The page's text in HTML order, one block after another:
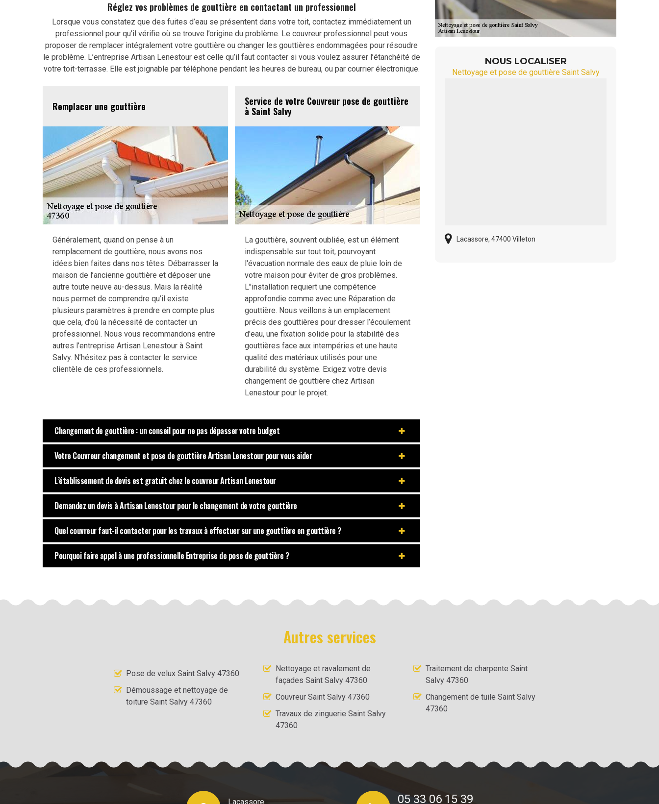
Réglez vos problèmes de gouttière en contactant un professionnel
Lorsque vous constatez que des fuites d’eau se présentent dans votre toit, contactez immédiatement un
professionnel pour qu’il vérifie où se trouve l’origine du problème. Le couvreur professionnel peut vous
proposer de remplacer intégralement votre gouttière ou changer les gouttières endommagées pour résoudre
le problème. L’entreprise Artisan Lenestour est celle qu’il faut contacter si vous voulez assurer l’étanchéité de
votre toit-terrasse. Elle est joignable par téléphone pendant les heures de bureau, ou par courrier électronique.
Remplacer une gouttière
Généralement, quand on pense à un
remplacement de gouttière, nous avons nos
idées bien faites dans nos têtes. Débarrasser la
maison de l’ancienne gouttière et déposer une
autre toute neuve au-dessus. Mais la réalité
nous permet de comprendre qu’il existe
plusieurs paramètres à prendre en compte plus
que cela, d’où la nécessité de contacter un
professionnel. Nous vous recommandons entre
autres l’entreprise Artisan Lenestour à Saint
Salvy. N’hésitez pas à contacter le service
clientèle de ces professionnels.
Service de votre Couvreur pose de gouttière
à Saint Salvy
La gouttière, souvent oubliée, est un élément
indispensable sur tout toit, pourvoyant
l'évacuation normale des eaux de pluie loin de
votre maison pour éviter de gros problèmes.
L’'installation requiert une compétence
approfondie comme avec une Réparation de
gouttière. Nous veillons à un emplacement
précis des gouttières pour dresser l’écoulement
d'eau, une fixation solide pour la stabilité des
gouttières face aux intempéries et une haute
qualité des matériaux utilisés pour une
durabilité du système. Exigez votre devis
changement de gouttière chez Artisan
Lenestour pour le projet.
Changement de gouttière : un conseil pour ne pas dépasser votre budget
Votre Couvreur changement et pose de gouttière Artisan Lenestour pour vous aider
L’établissement de devis est gratuit chez le couvreur Artisan Lenestour
Demandez un devis à Artisan Lenestour pour le changement de votre gouttière
Quel couvreur faut-il contacter pour les travaux à effectuer sur une gouttière en gouttière ?
Pourquoi faire appel à une professionnelle Entreprise de pose de gouttière ?
NOUS LOCALISER
Nettoyage et pose de gouttière Saint Salvy
Lacassore, 47400 Villeton
Autres services
Pose de velux Saint Salvy 47360
Démoussage et nettoyage de
toiture Saint Salvy 47360
Nettoyage et ravalement de
façades Saint Salvy 47360
Couvreur Saint Salvy 47360
Travaux de zinguerie Saint Salvy
47360
Traitement de charpente Saint
Salvy 47360
Changement de tuile Saint Salvy
47360
Lacassore 05 33 06 15 39